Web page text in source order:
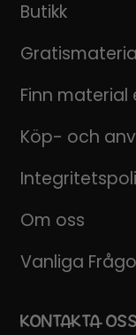
Butikk
Finn
Köp- och
Om oss
Vanliga
KONTAKTA OSS